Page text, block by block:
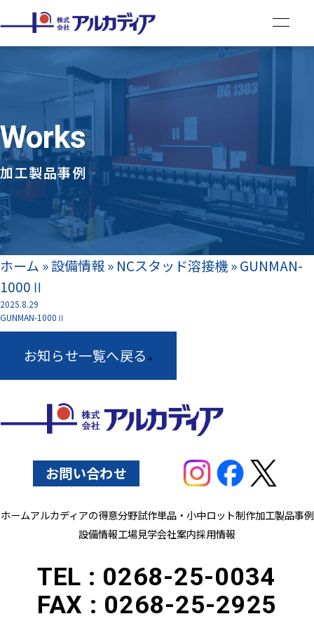
Works
加工製品事例
ホーム »設備情報» NCスタッド溶接機»GUNMAN-
1000Ⅱ
2025.8.29
GUNMAN-1000Ⅱ
お知らせ一覧へ戻る
ホームアルカディアの得意分野試作単品・小中ロット制作加工製品事例
設備情報工場見学会社案内採用情報
お問い合わせ
TEL : 0268-25-0034
FAX : 0268-25-2925